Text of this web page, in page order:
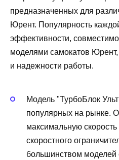
предназначенных для
Юрент. Популярность
эффективности,
моделями самокатов Юрент,
и надежности работы.
Модель "ТурбоБлок
популярных на рынке.
максимальную скорость
скоростного
большинством моделей